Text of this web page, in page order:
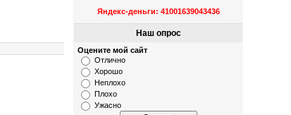
Яндекс-деньги: 41001639043436
Наш опрос
Оцените мой сайт
Отлично
Хорошо
Неплохо
Плохо
Ужасно